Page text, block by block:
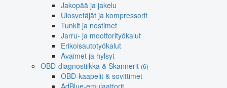
Jakopää ja jakelu
Ulosvetäjät ja kompressorit
Tunkit ja nostimet
Jarru- ja moottorityökalut
Erikoisautotyökalut
Avaimet ja hylsyt
OBD-diagnostiikka & Skannerit (6)
OBD-kaapelit & sovittimet
AdBlue-emulaattorit